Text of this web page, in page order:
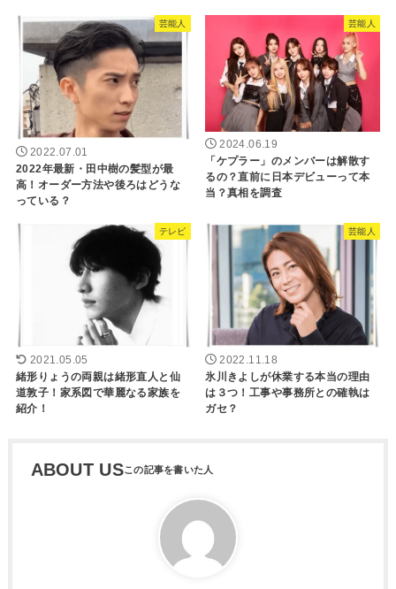
芸能人
2022.07.01
2022年最新・田中樹の髪型が最
高！オーダー方法や後ろはどうな
っている？
芸能人
2024.06.19
「ケプラー」のメンバーは解散す
るの？直前に日本デビューって本
当？真相を調査
テレビ
2021.05.05
緒形りょうの両親は緒形直人と仙
道敦子！家系図で華麗なる家族を
紹介！
芸能人
2022.11.18
氷川きよしが休業する本当の理由
は３つ！工事や事務所との確執は
ガセ？
ABOUT US